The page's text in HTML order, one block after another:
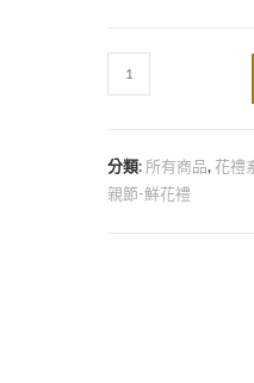
分類: 所有商品, 花禮
親節-鮮花禮